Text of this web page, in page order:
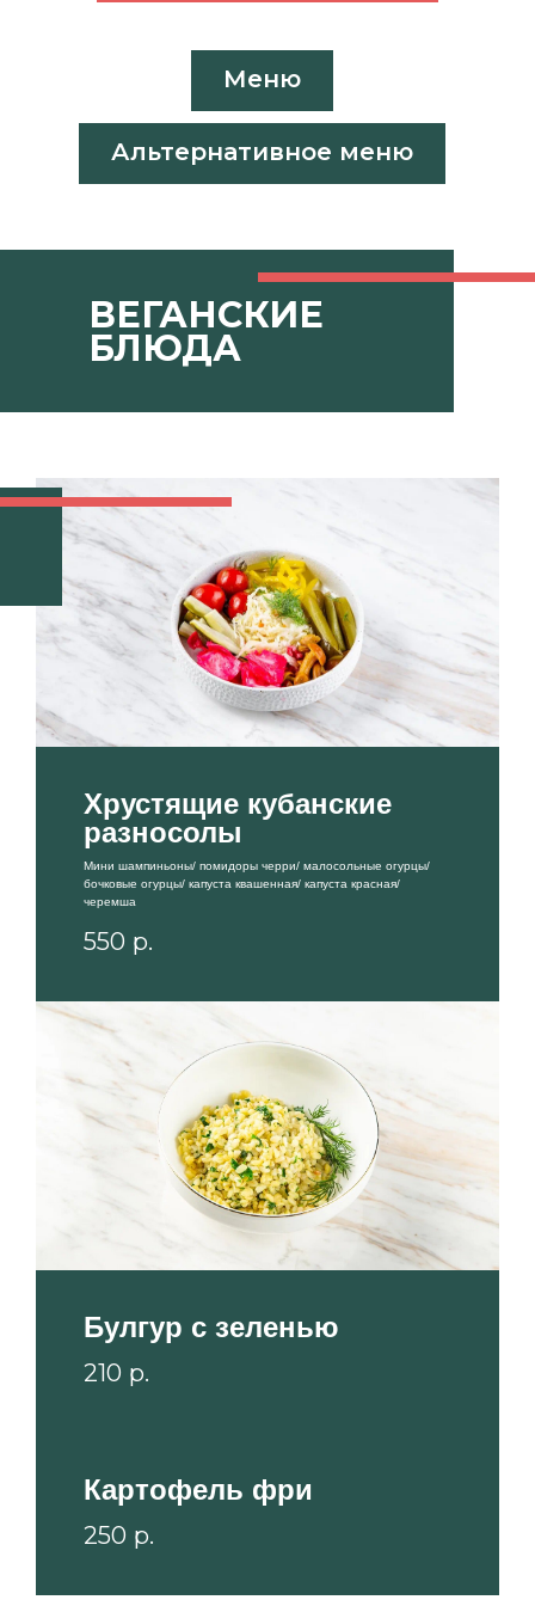
Меню
Альтернативное меню
ВЕГАНСКИЕ
БЛЮДА
Хрустящие кубанские
разносолы
Мини шампиньоны/ помидоры черри/ малосольные огурцы/
бочковые огурцы/ капуста квашенная/ капуста красная/
черемша
550 р.
Булгур с зеленью
210 р.
Картофель фри
250 р.